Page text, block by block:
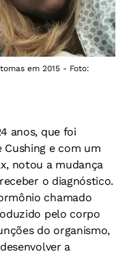
em 2015 - Foto:
anos, que foi
Cushing e com um
notou a mudança
o diagnóstico.
chamado
pelo corpo
do organismo,
a